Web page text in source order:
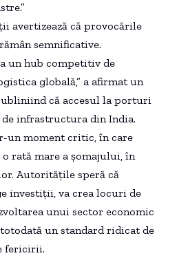
avertizează că provocările
semnificative.
un hub competitiv de
globală,” a afirmat un
că accesul la porturi
de infrastructura din India.
un moment critic, în care
rată mare a șomajului, în
Autoritățile speră că
investiții, va crea locuri de
unui sector economic
un standard ridicat de
fericirii.